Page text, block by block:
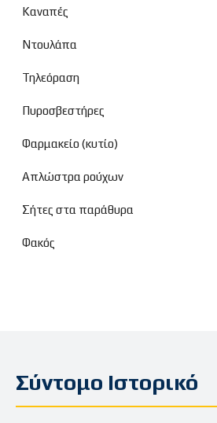
Καναπές
Ντουλάπα
Τηλεόραση
Πυροσβεστήρες
Φαρμακείο (κυτίο)
Απλώστρα ρούχων
Σήτες στα παράθυρα
Φακός
Σύντομο Ιστορικό